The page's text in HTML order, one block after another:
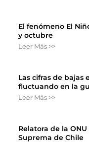
El fenómeno El
y octubre
Leer Más >>
Las cifras de bajas
fluctuando en la
Leer Más >>
Relatora de la
Suprema de Chile